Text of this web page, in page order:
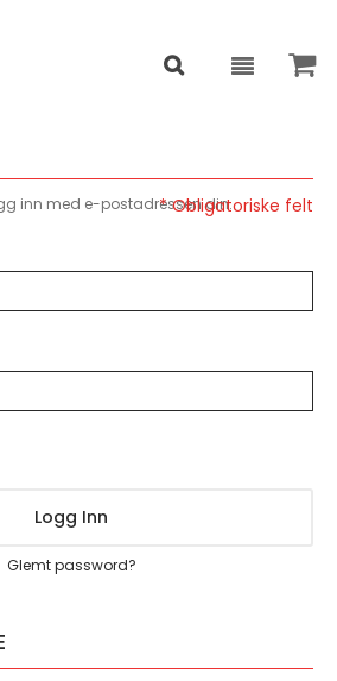
inn med e-postadressen din.
Logg Inn
Glemt password?